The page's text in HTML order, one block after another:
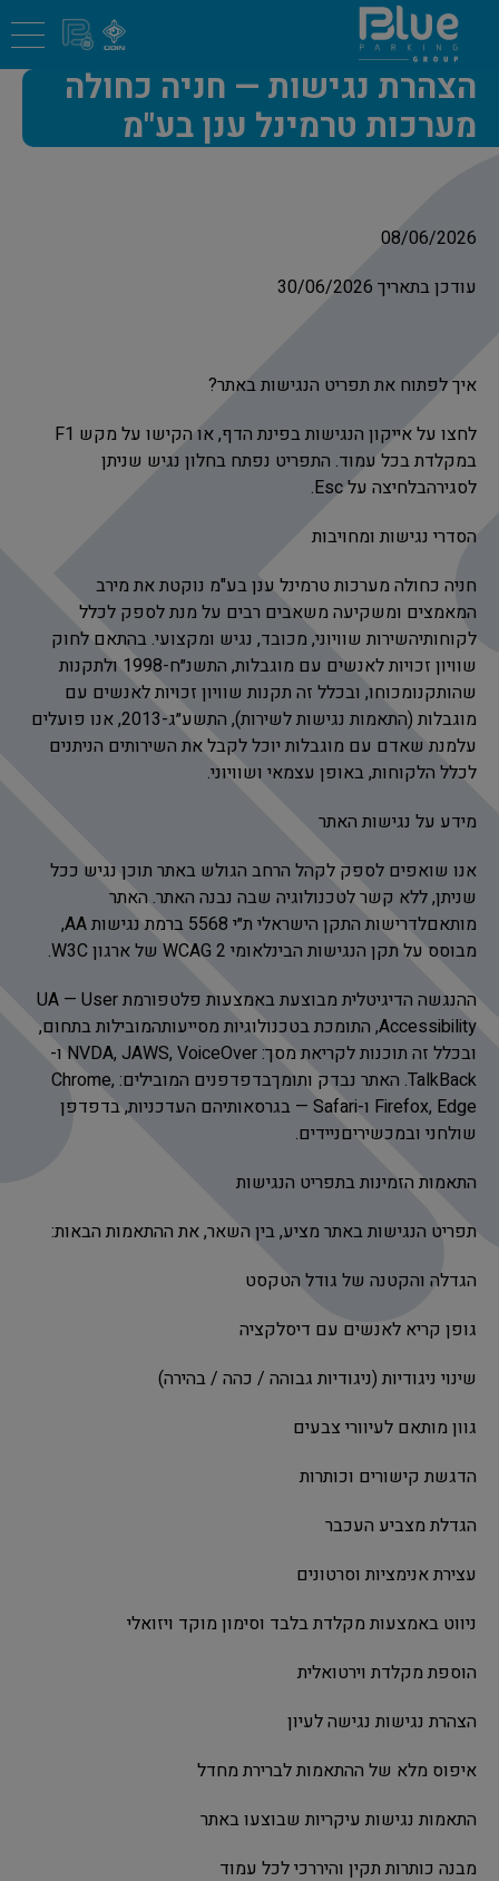
הצהרת נגישות — חניה כחולה
מערכות טרמינל ענן בע"מ
08/06/2026
עודכן בתאריך 30/06/2026
איך לפתוח את תפריט הנגישות באתר?
לחצו על אייקון הנגישות בפינת הדף, או הקישו על מקש F1
במקלדת בכל עמוד. התפריט נפתח בחלון נגיש שניתן
לסגירהבלחיצה על Esc.
הסדרי נגישות ומחויבות
חניה כחולה מערכות טרמינל ענן בע"מ נוקטת את מירב
המאמצים ומשקיעה משאבים רבים על מנת לספק לכלל
לקוחותיהשירות שוויוני, מכובד, נגיש ומקצועי. בהתאם לחוק
שוויון זכויות לאנשים עם מוגבלות, התשנ״ח-1998 ולתקנות
שהותקנומכוחו, ובכלל זה תקנות שוויון זכויות לאנשים עם
מוגבלות (התאמות נגישות לשירות), התשע״ג-2013, אנו פועלים
עלמנת שאדם עם מוגבלות יוכל לקבל את השירותים הניתנים
לכלל הלקוחות, באופן עצמאי ושוויוני.
מידע על נגישות האתר
אנו שואפים לספק לקהל הרחב הגולש באתר תוכן נגיש ככל
שניתן, ללא קשר לטכנולוגיה שבה נבנה האתר. האתר
מותאםלדרישות התקן הישראלי ת״י 5568 ברמת נגישות AA,
מבוסס על תקן הנגישות הבינלאומי WCAG 2 של ארגון W3C.
ההנגשה הדיגיטלית מבוצעת באמצעות פלטפורמת UA — User
Accessibility, התומכת בטכנולוגיות מסייעותהמובילות בתחום,
ובכלל זה תוכנות לקריאת מסך: NVDA, JAWS, VoiceOver ו-
TalkBack. האתר נבדק ותומךבדפדפנים המובילים: Chrome,
Firefox, Edge ו-Safari — בגרסאותיהם העדכניות, בדפדפן
שולחני ובמכשיריםניידים.
התאמות הזמינות בתפריט הנגישות
תפריט הנגישות באתר מציע, בין השאר, את ההתאמות הבאות:
הגדלה והקטנה של גודל הטקסט
גופן קריא לאנשים עם דיסלקציה
שינוי ניגודיות (ניגודיות גבוהה / כהה / בהירה)
גוון מותאם לעיוורי צבעים
הדגשת קישורים וכותרות
הגדלת מצביע העכבר
עצירת אנימציות וסרטונים
ניווט באמצעות מקלדת בלבד וסימון מוקד ויזואלי
הוספת מקלדת וירטואלית
הצהרת נגישות נגישה לעיון
איפוס מלא של ההתאמות לברירת מחדל
התאמות נגישות עיקריות שבוצעו באתר
מבנה כותרות תקין והיררכי לכל עמוד